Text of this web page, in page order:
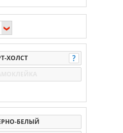
ХОЛСТ
БЕЛЫЙ